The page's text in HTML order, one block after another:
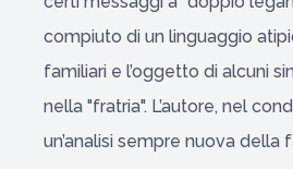
compiuto di un linguaggio
familiari e l’oggetto di alcuni
nella "fratria". L’autore, nel
un’analisi sempre nuova della